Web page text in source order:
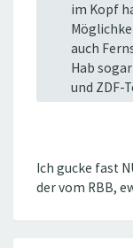
im Kopf
auch
Hab
und ZDF-
Ich gucke fast
der vom RBB,